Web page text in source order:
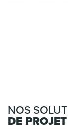
NOS
DE PROJET